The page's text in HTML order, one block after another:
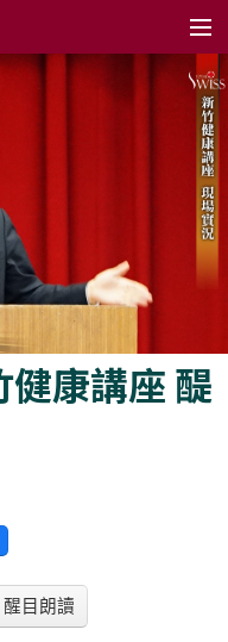
康講座 醍
醒目朗讀